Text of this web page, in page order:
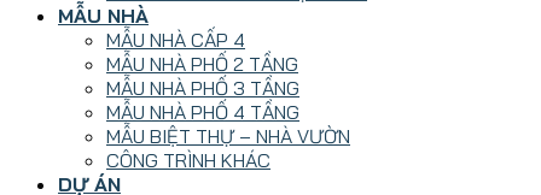
MẪU NHÀ
MẪU NHÀ CẤP 4
MẪU NHÀ PHỐ 2 TẦNG
MẪU NHÀ PHỐ 3 TẦNG
MẪU NHÀ PHỐ 4 TẦNG
MẪU BIỆT THỰ – NHÀ VƯỜN
CÔNG TRÌNH KHÁC
DỰ ÁN